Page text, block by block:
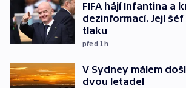
FIFA hájí Infantina a
dezinformací. Její
tlaku
před 1h
V Sydney málem
dvou letadel